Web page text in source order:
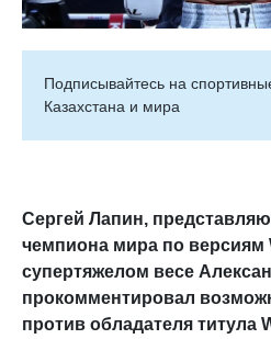
Подписывайтесь на
Казахстана и мира
Сергей Лапин,
чемпиона мира по версиям
супертяжелом весе
прокомментировал
против обладателя титула